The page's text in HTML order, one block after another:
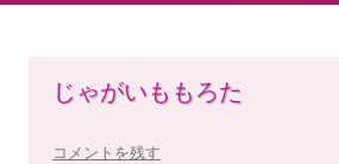
Skip
じゃがいももろた
コメントを残す